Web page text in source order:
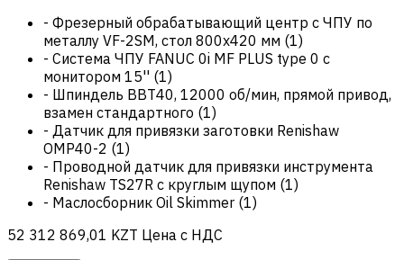
- Фрезерный обрабатывающий центр с ЧПУ по
металлу VF-2SM, стол 800х420 мм (1)
- Система ЧПУ FANUC 0i MF PLUS type 0 с
монитором 15'' (1)
- Шпиндель BBT40, 12000 об/мин, прямой привод,
взамен стандартного (1)
- Датчик для привязки заготовки Renishaw
OMP40-2 (1)
- Проводной датчик для привязки инструмента
Renishaw TS27R с круглым щупом (1)
- Маслосборник Oil Skimmer (1)
52 312 869,01 KZT Цена с НДС